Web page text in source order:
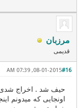
مرزبان
قدیمی
#16
08-01-2015, 07:39 AM
حیف شد . اخراج شدی
اونجایی که میدونم